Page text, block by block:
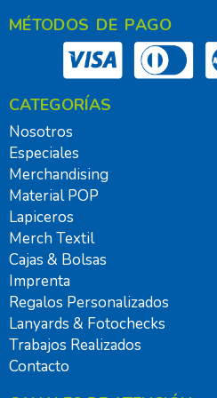
MÉTODOS DE PAGO
CATEGORÍAS
Nosotros
Especiales
Merchandising
Material POP
Lapiceros
Merch Textil
Cajas & Bolsas
Imprenta
Regalos Personalizados
Lanyards & Fotochecks
Trabajos Realizados
Contacto